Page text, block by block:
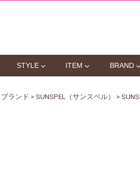
STYLE ITEM BRAND
ブランド >SUNSPEL（サンスペル）
>